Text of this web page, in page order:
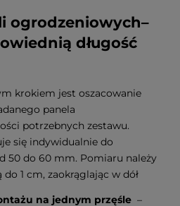
ogrodzeniowych–
długość
krokiem jest oszacowanie
panela
potrzebnych zestawu.
się indywidualnie do
50 do 60 mm. Pomiaru należy
1 cm, zaokrąglając w dół
na jednym przęśle –